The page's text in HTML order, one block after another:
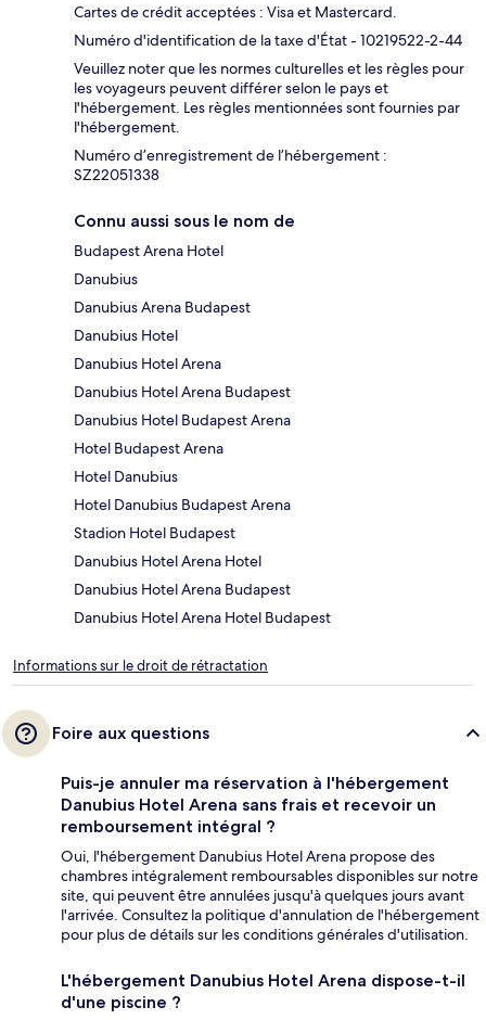
Cartes de crédit acceptées : Visa et Mastercard.
Numéro d'identification de la taxe d'État - 10219522-2-44
Veuillez noter que les normes culturelles et les règles pour
les voyageurs peuvent différer selon le pays et
l'hébergement. Les règles mentionnées sont fournies par
l'hébergement.
Numéro d’enregistrement de l’hébergement :
SZ22051338
Connu aussi sous le nom de
Budapest Arena Hotel
Danubius
Danubius Arena Budapest
Danubius Hotel
Danubius Hotel Arena
Danubius Hotel Arena Budapest
Danubius Hotel Budapest Arena
Hotel Budapest Arena
Hotel Danubius
Hotel Danubius Budapest Arena
Stadion Hotel Budapest
Danubius Hotel Arena Hotel
Danubius Hotel Arena Budapest
Danubius Hotel Arena Hotel Budapest
Informations sur le droit de rétractation
Foire aux questions
Puis-je annuler ma réservation à l'hébergement
Danubius Hotel Arena sans frais et recevoir un
remboursement intégral ?
Oui, l'hébergement Danubius Hotel Arena propose des
chambres intégralement remboursables disponibles sur notre
site, qui peuvent être annulées jusqu'à quelques jours avant
l'arrivée. Consultez la politique d'annulation de l'hébergement
pour plus de détails sur les conditions générales d'utilisation.
L'hébergement Danubius Hotel Arena dispose-t-il
d'une piscine ?